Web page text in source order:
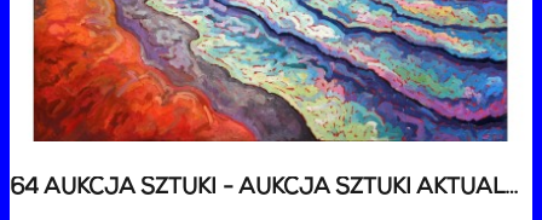
64 AUKCJA SZTUKI - AUKCJA SZTUKI AKTUALNEJ